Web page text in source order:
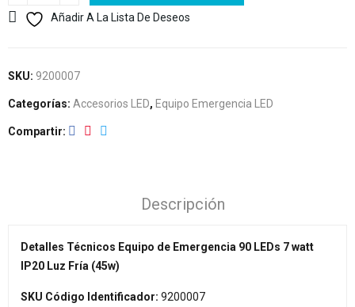
Añadir A La Lista De Deseos
SKU: 9200007
Categorías: Accesorios LED, Equipo Emergencia LED
Compartir
Descripción
Detalles Técnicos Equipo de Emergencia 90 LEDs 7 watt
IP20 Luz Fría (45w)
SKU Código Identificador: 9200007